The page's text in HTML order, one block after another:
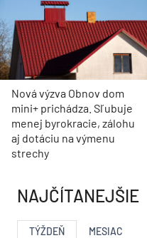
Nová výzva Obnov dom
mini+ prichádza. Sľubuje
menej byrokracie, zálohu
aj dotáciu na výmenu
strechy
NAJČÍTANEJŠIE
TÝŽDEŇ MESIAC